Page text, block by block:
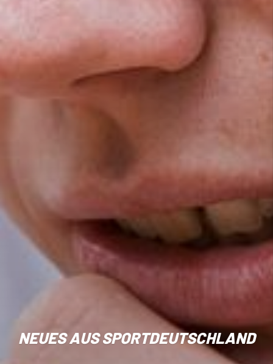
NEUES AUS SPORTDEUTSCHLAND